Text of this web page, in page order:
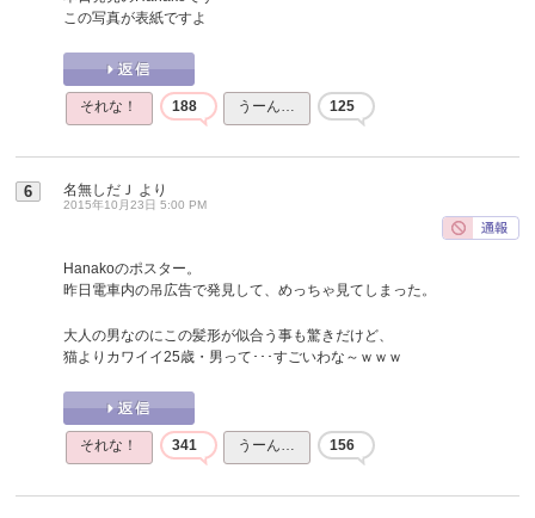
この写真が表紙ですよ
それな！ 188 うーん… 125
6 名無しだＪ より
2015年10月23日 5:00 PM
Hanakoのポスター。
昨日電車内の吊広告で発見して、めっちゃ見てしまった。
大人の男なのにこの髪形が似合う事も驚きだけど、
猫よりカワイイ25歳・男って･･･すごいわな～ｗｗｗ
それな！ 341 うーん… 156